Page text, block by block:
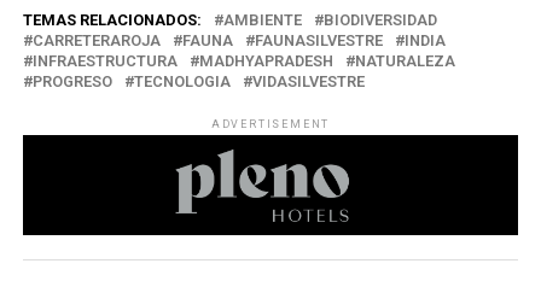
TEMAS RELACIONADOS: AMBIENTE
BIODIVERSIDAD
CARRETERAROJA
FAUNA FAUNASILVESTRE
INDIA
INFRAESTRUCTURA
MADHYAPRADESH
NATURALEZA
PROGRESO
TECNOLOGIA VIDASILVESTRE
ADVERTISEMENT